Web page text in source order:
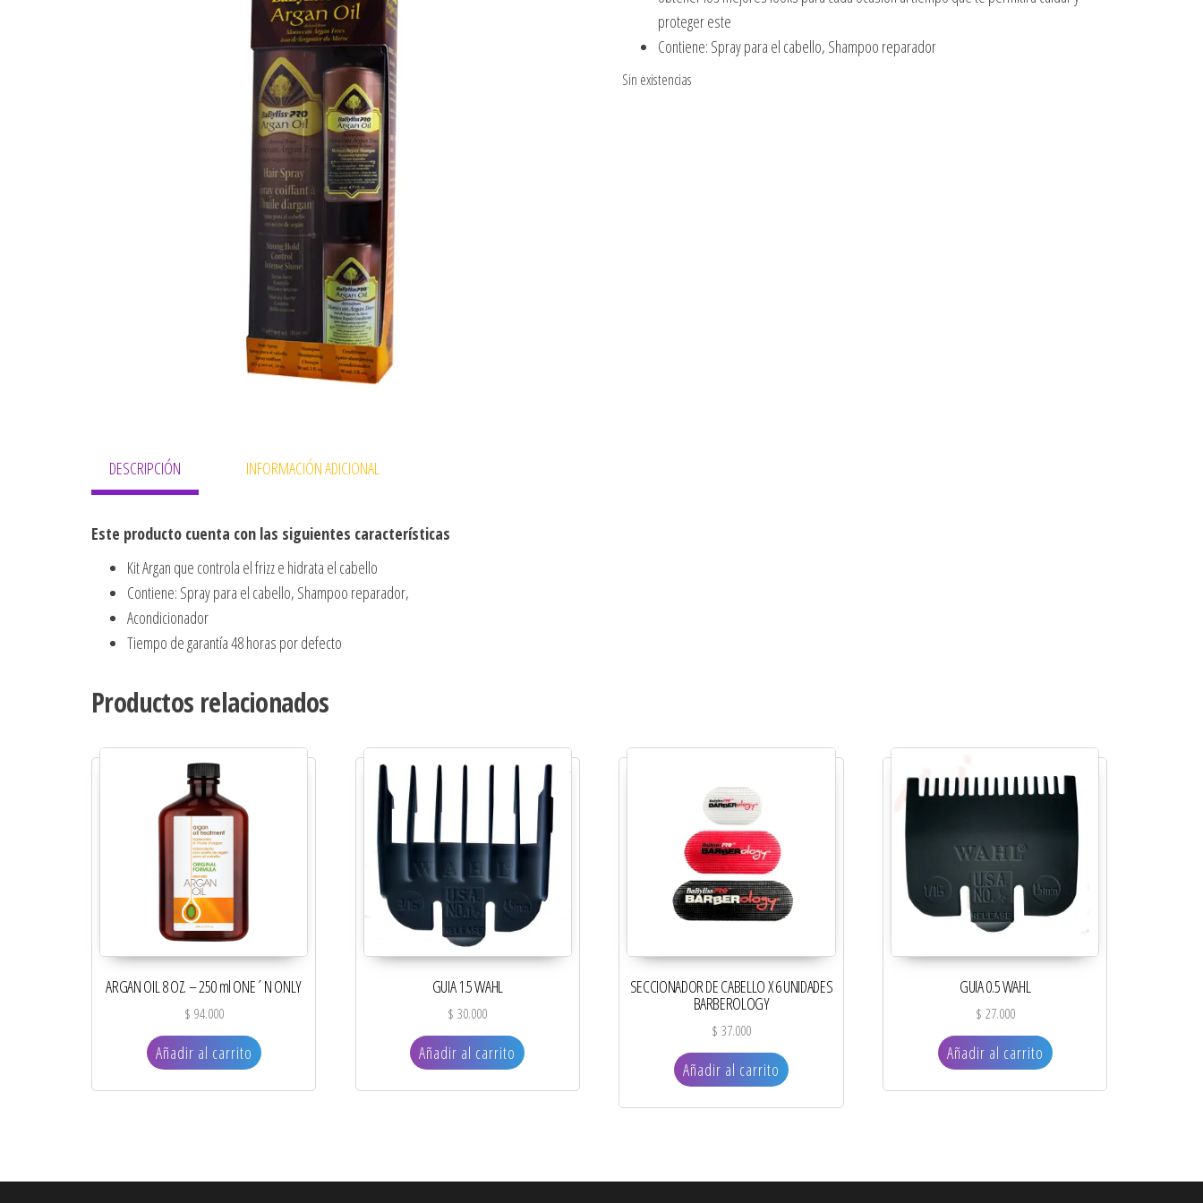
proteger este
Contiene: Spray para el cabello, Shampoo reparador
Sin existencias
DESCRIPCIÓN INFORMACIÓN ADICIONAL
Este producto cuenta con las siguientes características
Kit Argan que controla el frizz e hidrata el cabello
Contiene: Spray para el cabello, Shampoo reparador,
Acondicionador
Tiempo de garantía 48 horas por defecto
Productos relacionados
ARGAN OIL 8 OZ. – 250 ml ONE´N ONLY
$ 94.000
Añadir al carrito
GUIA 1.5 WAHL
$ 30.000
Añadir al carrito
SECCIONADOR DE CABELLO X 6 UNIDADES
BARBEROLOGY
$ 37.000
Añadir al carrito
GUIA 0.5 WAHL
$ 27.000
Añadir al carrito